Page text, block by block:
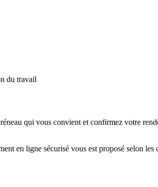
du travail
qui vous convient et confirmez votre
en ligne sécurisé vous est proposé selon